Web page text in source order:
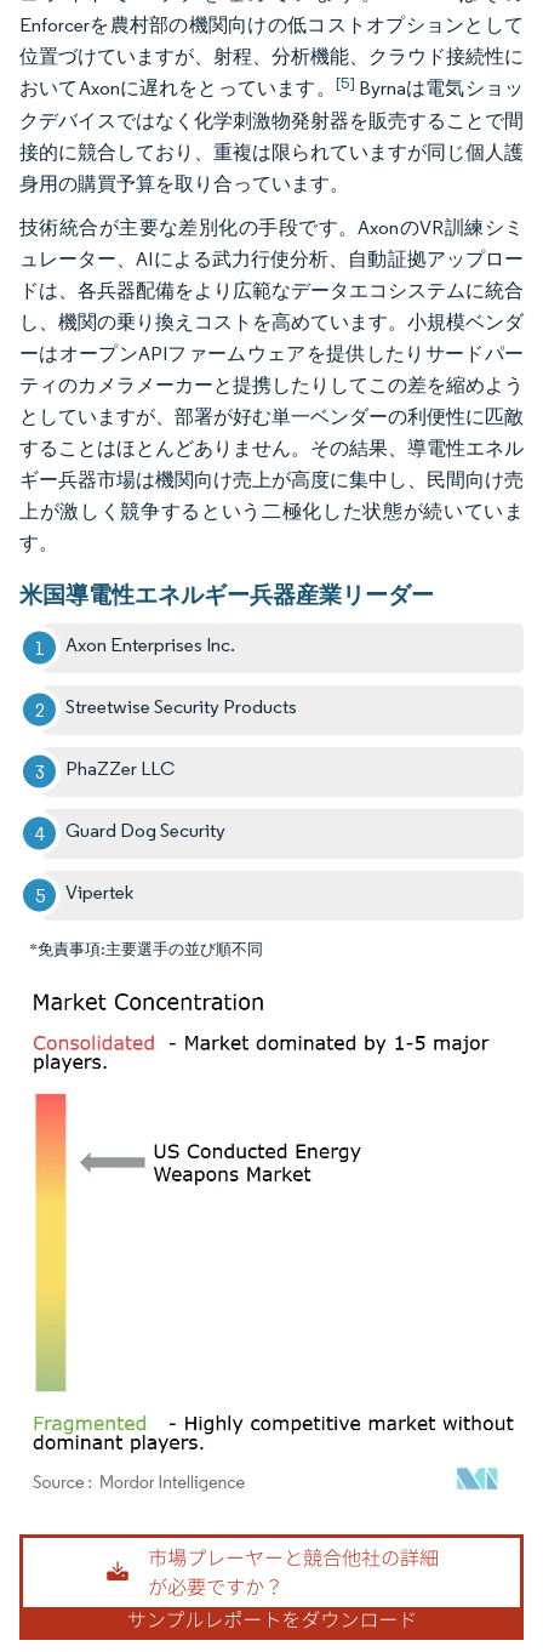
Enforcerを農村部の機関向けの低コストオプションとして
位置づけていますが、射程、分析機能、クラウド接続性に
おいてAxonに遅れをとっています。 [5] Byrnaは電気ショッ
クデバイスではなく化学刺激物発射器を販売することで間
接的に競合しており、重複は限られていますが同じ個人護
身用の購買予算を取り合っています。
技術統合が主要な差別化の手段です。AxonのVR訓練シミ
ュレーター、AIによる武力行使分析、自動証拠アップロー
ドは、各兵器配備をより広範なデータエコシステムに統合
し、機関の乗り換えコストを高めています。小規模ベンダ
ーはオープンAPIファームウェアを提供したりサードパー
ティのカメラメーカーと提携したりしてこの差を縮めよう
としていますが、部署が好む単一ベンダーの利便性に匹敵
することはほとんどありません。その結果、導電性エネル
ギー兵器市場は機関向け売上が高度に集中し、民間向け売
上が激しく競争するという二極化した状態が続いていま
す。
米国導電性エネルギー兵器産業リーダー
Axon Enterprises Inc.
Streetwise Security Products
PhaZZer LLC
Guard Dog Security
Vipertek
*免責事項:主要選手の並び順不同
画像 © Mordor Intelligence。再利用にはCC BY 4.0の表示が必要です。